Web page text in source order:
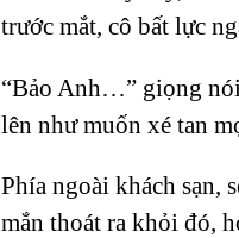
trước mắt, cô bất lực
“Bảo Anh…” giọng
lên như muốn xé tan
Phía ngoài khách sạn,
mắn thoát ra khỏi đó,